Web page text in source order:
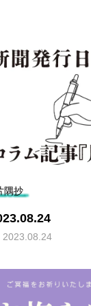
隅抄
2023.08.24